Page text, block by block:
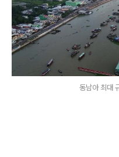
동남아 최대